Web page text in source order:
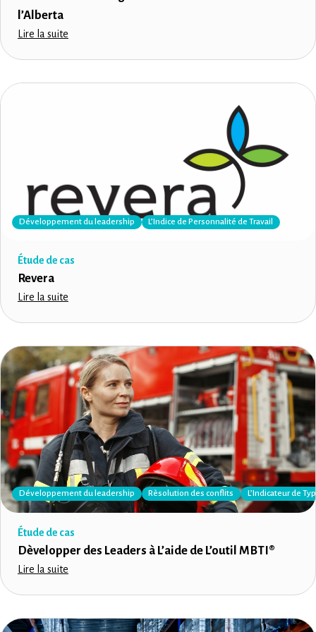
l’Alberta
Lire la suite
Développement du leadership L’Indice de Personnalité de Travail
Étude de cas
Revera
Lire la suite
Développement du leadership Rèsolution des conflits L’Indicateur de
Étude de cas
Dèvelopper des Leaders à L’aide de L’outil MBTI®
Lire la suite